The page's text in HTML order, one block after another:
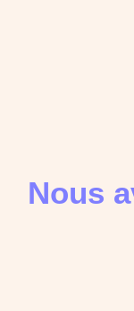
Nous